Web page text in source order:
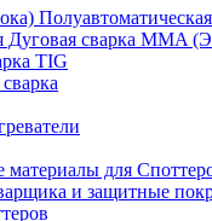
Дуговая сварка MMA
TIG
материалы для
и защитные